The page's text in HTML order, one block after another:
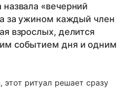
«вечерний
за ужином каждый член
взрослых, делится
событием дня и одним
этот ритуал решает сразу